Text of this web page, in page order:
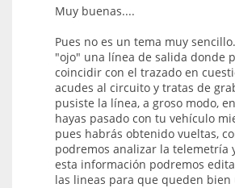
Muy buenas....
Pues no es un tema muy
"ojo" una línea de salida donde
coincidir con el trazado en
acudes al circuito y tratas de
pusiste la línea, a groso modo,
hayas pasado con tu vehículo
pues habrás obtenido vueltas,
podremos analizar la telemetría
esta información podremos
las lineas para que queden bien